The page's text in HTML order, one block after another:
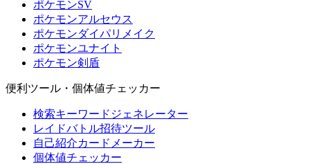
ポケモンSV
ポケモンアルセウス
ポケモンダイパリメイク
ポケモンユナイト
ポケモン剣盾
便利ツール・個体値チェッカー
検索キーワードジェネレーター
レイドバトル招待ツール
自己紹介カードメーカー
個体値チェッカー